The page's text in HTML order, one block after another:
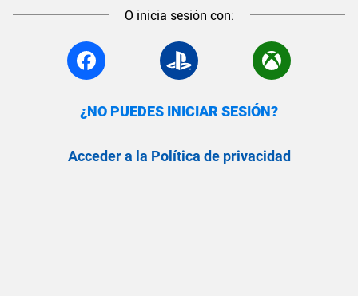
O inicia sesión con:
¿NO PUEDES INICIAR SESIÓN?
Acceder a la Política de privacidad